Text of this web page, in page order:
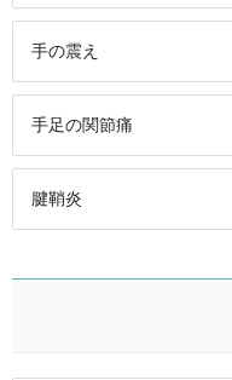
手の震え
手足の関節痛
腱鞘炎